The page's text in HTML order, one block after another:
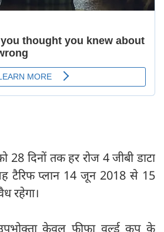
28 दिनों तक हर रोज 4 जीबी डाटा
टैरिफ प्लान 14 जून 2018 से 15
रहेगा।
केवल फीफा वर्ल्ड कप के